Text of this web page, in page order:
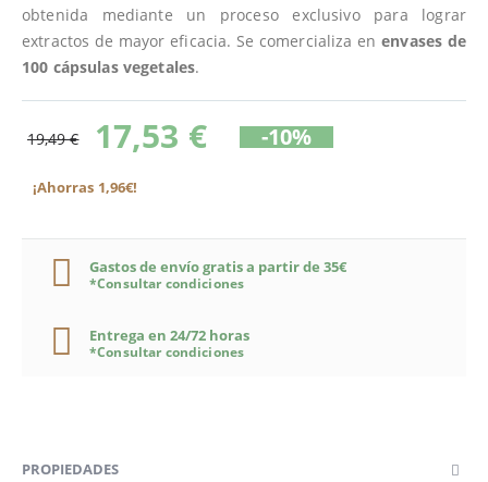
obtenida mediante un proceso exclusivo para lograr
extractos de mayor eficacia. Se comercializa enenvases de
100 cápsulas vegetales.
19,49 € 17,53 € -10%
¡Ahorras 1,96€!
Gastos de envío gratis a partir de 35€
*Consultar condiciones
Entrega en 24/72 horas
*Consultar condiciones
PROPIEDADES